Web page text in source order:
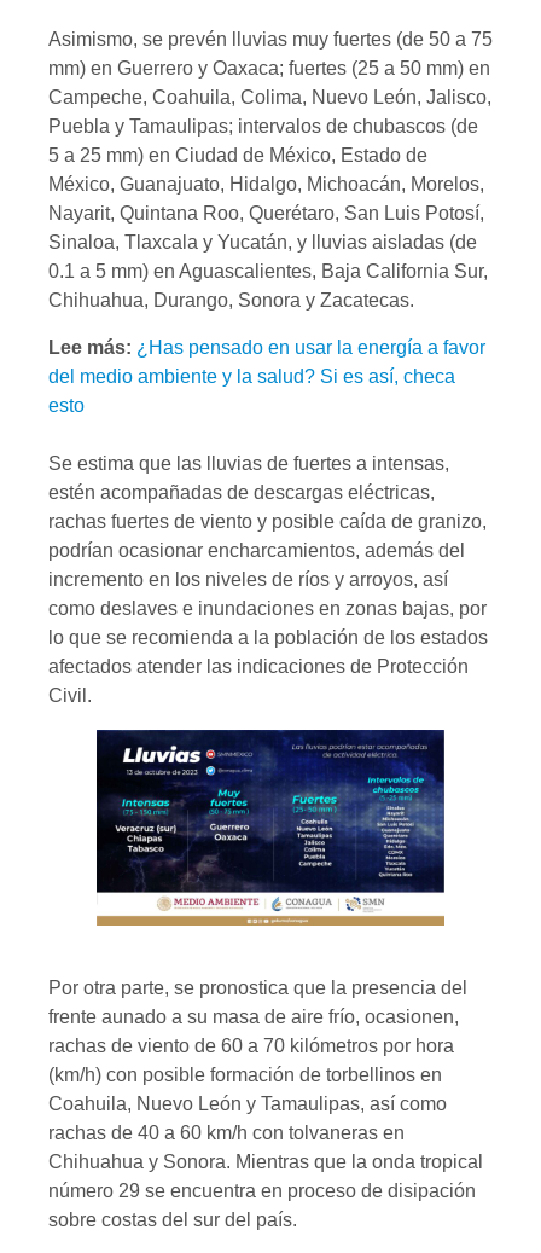
Asimismo, se prevén lluvias muy fuertes (de 50 a 75
mm) en Guerrero y Oaxaca; fuertes (25 a 50 mm) en
Campeche, Coahuila, Colima, Nuevo León, Jalisco,
Puebla y Tamaulipas; intervalos de chubascos (de
5 a 25 mm) en Ciudad de México, Estado de
México, Guanajuato, Hidalgo, Michoacán, Morelos,
Nayarit, Quintana Roo, Querétaro, San Luis Potosí,
Sinaloa, Tlaxcala y Yucatán, y lluvias aisladas (de
0.1 a 5 mm) en Aguascalientes, Baja California Sur,
Chihuahua, Durango, Sonora y Zacatecas.
Lee más: ¿Has pensado en usar la energía a favor
del medio ambiente y la salud? Si es así, checa
esto
Se estima que las lluvias de fuertes a intensas,
estén acompañadas de descargas eléctricas,
rachas fuertes de viento y posible caída de granizo,
podrían ocasionar encharcamientos, además del
incremento en los niveles de ríos y arroyos, así
como deslaves e inundaciones en zonas bajas, por
lo que se recomienda a la población de los estados
afectados atender las indicaciones de Protección
Civil.
Por otra parte, se pronostica que la presencia del
frente aunado a su masa de aire frío, ocasionen,
rachas de viento de 60 a 70 kilómetros por hora
(km/h) con posible formación de torbellinos en
Coahuila, Nuevo León y Tamaulipas, así como
rachas de 40 a 60 km/h con tolvaneras en
Chihuahua y Sonora. Mientras que la onda tropical
número 29 se encuentra en proceso de disipación
sobre costas del sur del país.